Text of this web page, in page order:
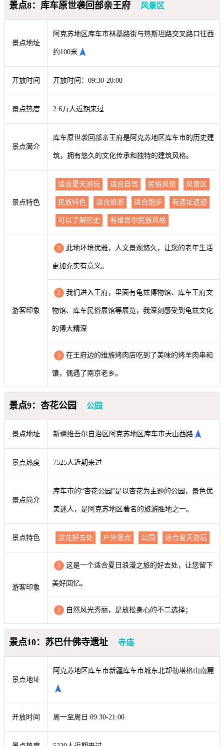
景点8：库车原世袭回部亲王府 风景区
景点地址
阿克苏地区库车市林基路街与热斯坦路交叉路口往西
约100米
开放时间 开放时间：09:30-20:00
景点热度 2.6万人近期来过
景点简介
库车原世袭回部亲王府是阿克苏地区库车市的历史建
筑，拥有悠久的文化传承和独特的建筑风格。
景点特色
适合夏天游玩 适合自驾 民俗风情 风景区
民族特色 适合旅游 适合跑步 有遗址遗迹
可以了解历史 有维吾尔民族风格
游客印象
1 此地环境优雅，人文景观悠久，让您的老年生活
更加充实有意义。
2 我们进入王府，里面有龟兹博物馆、库车王府文
物馆、库车民俗展馆等展览，我深刻感受到龟兹文化
的博大精深
3 在王府边的维族烤肉店吃到了美味的烤羊肉串和
馕，偶遇了南京老乡。
景点9：杏花公园 公园
景点地址 新疆维吾尔自治区阿克苏地区库车市天山西路
景点热度 7525人近期来过
景点简介
库车市的“杏花公园”是以杏花为主题的公园，景色优
美迷人，是阿克苏地区著名的旅游胜地之一。
景点特色 赏花好去处 户外景点 公园 适合夏天游玩
游客印象
1 这是一个适合夏日浪漫之旅的好去处，让您留下
美好回忆。
2 自然风光秀丽，是放松身心的不二选择；
景点10：苏巴什佛寺遗址 寺庙
景点地址
阿克苏地区库车市新疆库车市城东北却勒塔格山南麓
开放时间 周一至周日 09:30-21:00